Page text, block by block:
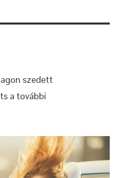
szedett
a további